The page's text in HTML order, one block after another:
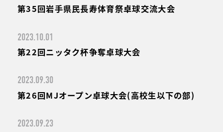
第35回岩手県民長寿体育祭卓球交流大会
2023.10.01
第22回ニッタク杯争奪卓球大会
2023.09.30
第26回MJオープン卓球大会(高校生以下の部)
2023.09.23